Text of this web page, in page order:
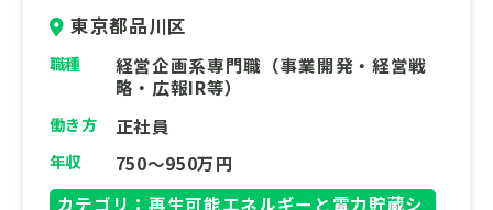
東京都品川区
職種
経営企画系専門職（事業開発・経営戦
略・広報IR等）
働き方 正社員
年収
750～950万円
カテゴリ：再生可能エネルギーと電力貯蔵シ